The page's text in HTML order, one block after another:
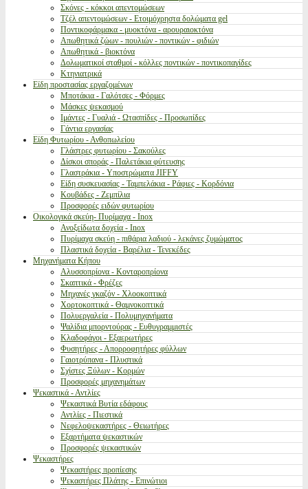
Σκόνες - κόκκοι απεντομώσεων
Τζέλ απεντομώσεων - Ετοιμόχρηστα δολώματα gel
Ποντικοφάρμακα - μυοκτόνα - αρουραιοκτόνα
Απωθητικά ζώων - πουλιών - ποντικών - φιδιών
Απωθητικά - βιοκτόνα
Δολωματικοί σταθμοί - κόλλες ποντικών - ποντικοπαγίδες
Κτηνιατρικά
Είδη προστασίας εργαζομένων
Μποτάκια - Γαλότσες - Φόρμες
Μάσκες ψεκασμού
Ιμάντες - Γυαλιά - Ωτασπίδες - Προσωπίδες
Γάντια εργασίας
Είδη Φυτωρίου - Ανθοπωλείου
Γλάστρες φυτωρίου - Σακούλες
Δίσκοι σποράς - Παλετάκια φύτευσης
Γλαστράκια - Υποστρώματα JIFFY
Είδη συσκευασίας - Ταμπελάκια - Ράφιες - Κορδόνια
Κουβάδες - Ζεμπίλια
Προσφορές ειδών φυτωρίου
Οικολογικά σκεύη- Πυρίμαχα - Inox
Ανοξείδωτα δοχεία - Inox
Πυρίμαχα σκεύη - πιθάρια λαδιού - λεκάνες ζυμώματος
Πλαστικά δοχεία - Βαρέλια - Τενεκέδες
Μηχανήματα Κήπου
Αλυσσοπρίονα - Κονταροπρίονα
Σκαπτικά - Φρέζες
Μηχανές γκαζόν - Χλοοκοπτικά
Χορτοκοπτικά - Θαμνοκοπτικά
Πολυεργαλεία - Πολυμηχανήματα
Ψαλίδια μπορντούρας - Ευθυγραμμιστές
Κλαδοφάγοι - Εξαερωτήρες
Φυσητήρες - Απορροφητήρες φύλλων
Γαιοτρύπανα - Πλυστικά
Σχίστες Ξύλων - Κορμών
Προσφορές μηχανημάτων
Ψεκαστικά - Αντλίες
Ψεκαστικά Βυτία εδάφους
Αντλίες - Πιεστικά
Νεφελοψεκαστήρες - Θειωτήρες
Εξαρτήματα ψεκαστικών
Προσφορές ψεκαστικών
Ψεκαστήρες
Ψεκαστήρες προπίεσης
Ψεκαστήρες Πλάτης - Επινώτιοι